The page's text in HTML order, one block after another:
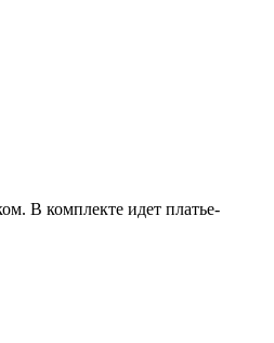
В комплекте идет платье-